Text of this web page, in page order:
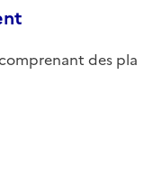
des pla